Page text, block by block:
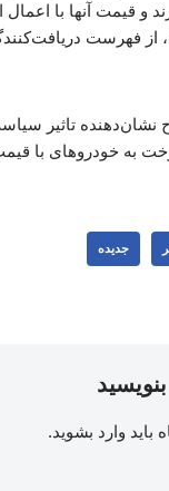
و قیمت آنها با
از فهرست
نشان‌دهنده تاثیر
به خودروهای با
جدیده
باید وارد بشوید.